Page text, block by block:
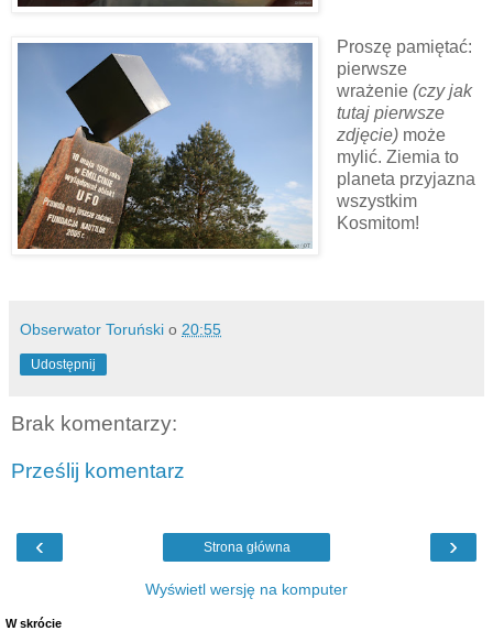
Proszę pamiętać:
pierwsze
wrażenie (czy jak
tutaj pierwsze
zdjęcie)może
mylić. Ziemia to
planeta przyjazna
wszystkim
Kosmitom!
Obserwator Toruński o 20:55
Udostępnij
Brak komentarzy:
Prześlij komentarz
‹ ›
Strona główna
Wyświetl wersję na komputer
W skrócie